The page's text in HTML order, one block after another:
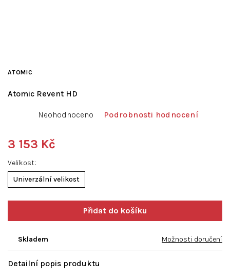
Velikost
Univerzální velikost
3 153 Kč
Skladem Možnosti doručení
Atomic Revent HD
ATOMIC
hodnocení
je
0,0
hvězdiček.
Neohodnoceno Podrobnosti hodnocení
Detailní popis produktu